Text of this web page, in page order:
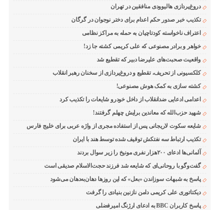
دروغ‌پردازی هالیوودی منافقین در تهران
تکذیب خبر صدور حکم اعدام برای دختر نوجوان در گرگان
اعتراف ناخواسته کودتاچیان به حمله به مراکز نظامی
خواهر و برادر مصنوعی که علی کریمی کشته جا زد!
واقعیت صحبت‌های علیرضا دبیر که تقطیع شد
کلکسیونی از تحریف، تقطیع و دروغ‌پردازی از سخنان رهبر انقلاب
کشته سازی به کمک هوش مصنوعی!
اعدامی ادعایی ضدانقلاب از داخل خودرو شایعات را تکذیب کرد
شهید حزب‌الله که معاندین برایش چهلم گرفتند!
شایعه سکوت لاریجانی پس از استفاده مجری از واژه عربی برای خلیج فارس
تکذیب ارتباط سه نفتکش توقیف شده توسط هند با ایران
آلمانی‌ها ادعای ۲۰۰هزار نفری مونیخ را زیر سوال بردند
گفت‌وگو با روحانی‌ای که شایعه شد فرزند حجت‌الاسلام صدیقی است
پاسخ به شبهات سوزاندن «بعل» که این روزها دهان‌به‌دهان می‌شود
دیکتاتوری علی کریمی دامن نازنین بنیادی را گرفت
پاسخ کاربران BBC به ادعای ارژنگ امیرفضلی